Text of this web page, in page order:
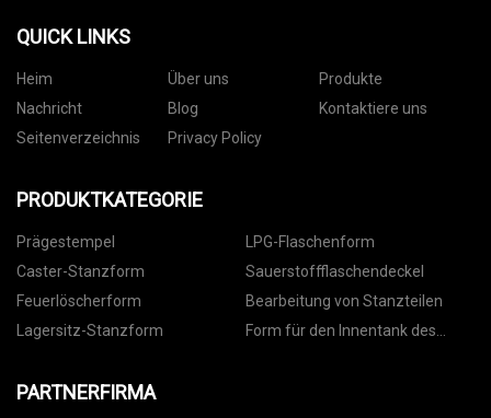
QUICK LINKS
Heim Über uns
Produkte
Nachricht
Blog
Kontaktiere uns
Seitenverzeichnis
Privacy Policy
PRODUKTKATEGORIE
Prägestempel
LPG-Flaschenform
Caster-Stanzform
Sauerstoffflaschendeckel
Feuerlöscherform
Bearbeitung von Stanzteilen
Lagersitz-Stanzform
Form für den Innentank des
PARTNERFIRMA